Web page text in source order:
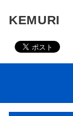
KEMURI